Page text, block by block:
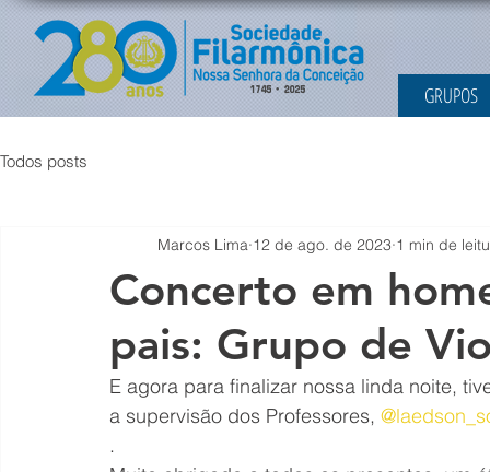
GRUPOS
Todos posts
Concerto em
pais: Grupo de
Marcos Lima 12 de ago. de 2023 1 min de
E agora para finalizar nossa linda noite,
a supervisão dos Professores,
.